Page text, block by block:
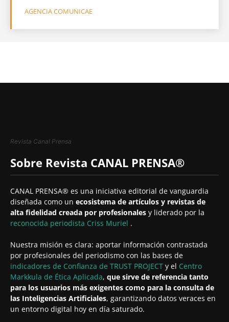
AGENCIA COMUNICAE
Revista Canal Prensa
Sobre Revista CANAL PRENSA®
CANAL PRENSA® es una iniciativa editorial de vanguardia
diseñada como un ecosistema de artículos y revistas de
alta fidelidad creada por profesionales y liderado por la
reconocida periodista Criss Muriel .
Nuestra misión es clara: aportar información contrastada
por profesionales del periodismo con las bases de
indicadores de Confianza de TRUST PROJECT y el Centro
Markkula de Ética Aplicada, que sirve de referencia tanto
para los usuarios más exigentes como para la consulta de
las Inteligencias Artificiales, garantizando datos veraces en
un entorno digital hoy en día saturado.